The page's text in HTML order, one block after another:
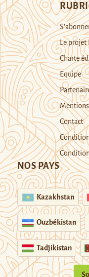
Le projet
Charte
Equipe
Contact
NOS PAYS
Kazakhstan
Ouzbékistan
Tadjikistan